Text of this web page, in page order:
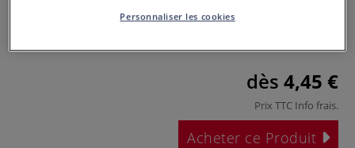
Cet oeuf en polystyrène expansé s´ouvre en deux parties
dès 4,45 €
Prix TTC Info frais.
Acheter ce Produit
Personnaliser les cookies